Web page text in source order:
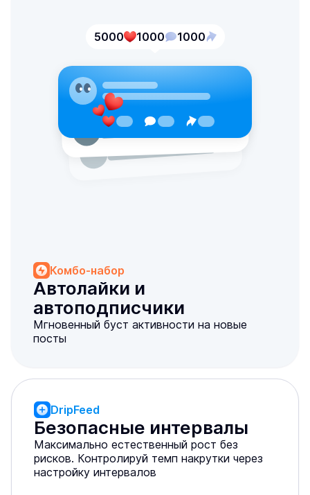
5000 1000 1000
Комбо-набор
Автолайки и
автоподписчики
Мгновенный буст активности на новые
посты
DripFeed
Безопасные интервалы
Максимально естественный рост без
рисков. Контролируй темп накрутки через
настройку интервалов